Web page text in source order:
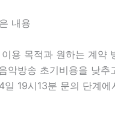
내용
용 목적과 원하는 계
악방송 초기비용을 낮
19시13분 문의 단계